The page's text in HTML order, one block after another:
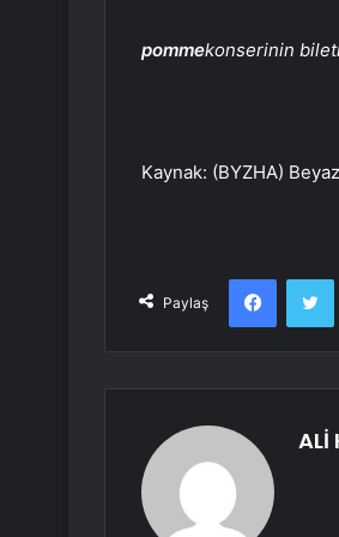
pommekonserinin
Kaynak: (BYZHA)
Paylaş
ALİ